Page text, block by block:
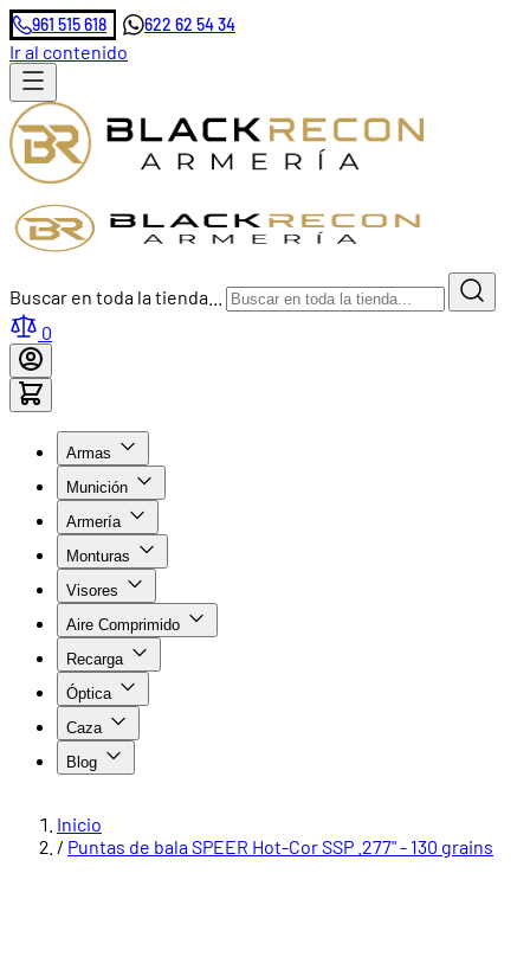
961 515 618 622 62 54 34
Ir al contenido
Buscar en toda la tienda...
0
Armas
Munición
Armería
Monturas
Visores
Aire Comprimido
Recarga
Óptica
Caza
Blog
Inicio
/ Puntas de bala SPEER Hot-Cor SSP .277" - 130 grains